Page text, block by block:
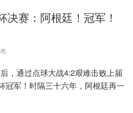
决赛：阿根廷！冠军！
，通过点球大战4:2艰难击败上届
冠军！时隔三十六年，阿根廷再一